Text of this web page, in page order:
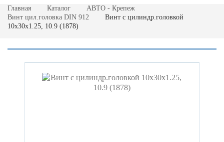
Главная Каталог
АВТО - Крепеж
Винт цил.головка DIN 912
Винт с цилиндр.головкой
10х30х1.25, 10.9 (1878)